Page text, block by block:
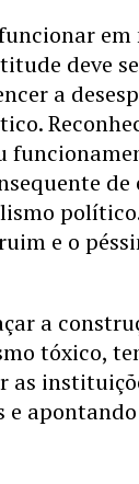
em
deve
a
e o
a
tóxico,
as
e